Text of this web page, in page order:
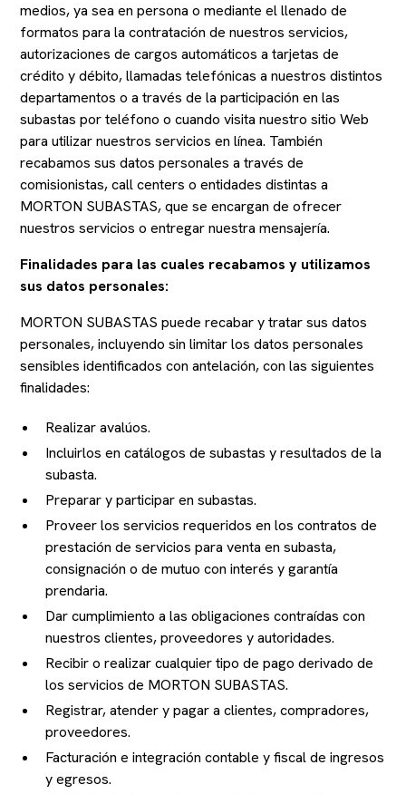
medios, ya sea en persona o mediante el llenado de
formatos para la contratación de nuestros servicios,
autorizaciones de cargos automáticos a tarjetas de
crédito y débito, llamadas telefónicas a nuestros distintos
departamentos o a través de la participación en las
subastas por teléfono o cuando visita nuestro sitio Web
para utilizar nuestros servicios en línea. También
recabamos sus datos personales a través de
comisionistas, call centers o entidades distintas a
MORTON SUBASTAS, que se encargan de ofrecer
nuestros servicios o entregar nuestra mensajería.
Finalidades para las cuales recabamos y utilizamos
sus datos personales:
MORTON SUBASTAS puede recabar y tratar sus datos
personales, incluyendo sin limitar los datos personales
sensibles identificados con antelación, con las siguientes
finalidades:
Realizar avalúos.
Incluirlos en catálogos de subastas y resultados de la
subasta.
Preparar y participar en subastas.
Proveer los servicios requeridos en los contratos de
prestación de servicios para venta en subasta,
consignación o de mutuo con interés y garantía
prendaria.
Dar cumplimiento a las obligaciones contraídas con
nuestros clientes, proveedores y autoridades.
Recibir o realizar cualquier tipo de pago derivado de
los servicios de MORTON SUBASTAS.
Registrar, atender y pagar a clientes, compradores,
proveedores.
Facturación e integración contable y fiscal de ingresos
y egresos.